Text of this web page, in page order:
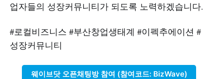
업자들의 성장커뮤니티가 되도록 노력하겠습니다.
#로컬비즈니스 #부산창업생태계 #이펙추에이션 #
성장커뮤니티
웨이브닷 오픈채팅방 참여 (참여코드: BizWave)